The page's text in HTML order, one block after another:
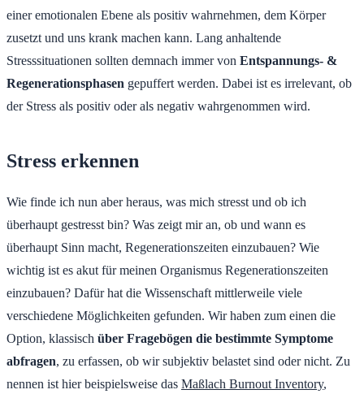
einer emotionalen Ebene als positiv wahrnehmen, dem Körper
zusetzt und uns krank machen kann. Lang anhaltende
Stresssituationen sollten demnach immer von Entspannungs- &
Regenerationsphasen gepuffert werden. Dabei ist es irrelevant, ob
der Stress als positiv oder als negativ wahrgenommen wird.
Stress erkennen
Wie finde ich nun aber heraus, was mich stresst und ob ich
überhaupt gestresst bin? Was zeigt mir an, ob und wann es
überhaupt Sinn macht, Regenerationszeiten einzubauen? Wie
wichtig ist es akut für meinen Organismus Regenerationszeiten
einzubauen? Dafür hat die Wissenschaft mittlerweile viele
verschiedene Möglichkeiten gefunden. Wir haben zum einen die
Option, klassisch über Fragebögen die bestimmte Symptome
abfragen, zu erfassen, ob wir subjektiv belastet sind oder nicht. Zu
nennen ist hier beispielsweise das Maßlach Burnout Inventory,